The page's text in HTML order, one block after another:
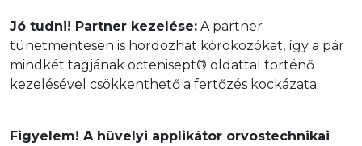
Jó tudni! Partner kezelése: A partner
tünetmentesen is hordozhat kórokozókat, így a pár
mindkét tagjának octenisept® oldattal történő
kezelésével csökkenthető a fertőzés kockázata.
Figyelem! A hüvelyi applikátor orvostechnikai